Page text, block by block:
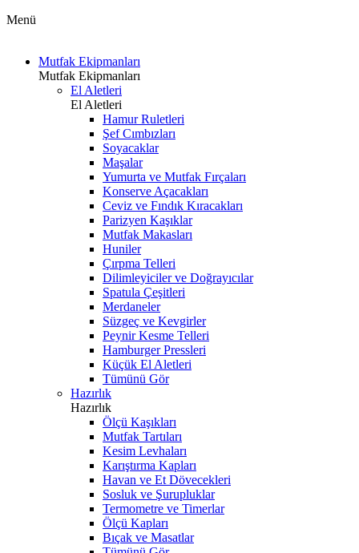
Menü
Mutfak Ekipmanları
Mutfak Ekipmanları
El Aletleri
El Aletleri
Hamur Ruletleri
Şef Cımbızları
Soyacaklar
Maşalar
Yumurta ve Mutfak Fırçaları
Konserve Açacakları
Ceviz ve Fındık Kıracakları
Parizyen Kaşıklar
Mutfak Makasları
Huniler
Çırpma Telleri
Dilimleyiciler ve Doğrayıcılar
Spatula Çeşitleri
Merdaneler
Süzgeç ve Kevgirler
Peynir Kesme Telleri
Hamburger Pressleri
Küçük El Aletleri
Tümünü Gör
Hazırlık
Hazırlık
Ölçü Kaşıkları
Mutfak Tartıları
Kesim Levhaları
Karıştırma Kapları
Havan ve Et Dövecekleri
Sosluk ve Şurupluklar
Termometre ve Timerlar
Ölçü Kapları
Bıçak ve Masatlar